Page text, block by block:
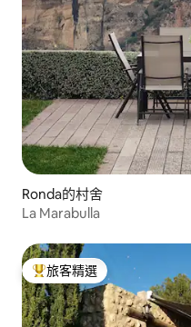
Ronda的村舍
La Marabulla
旅客精選榜首
旅客精選